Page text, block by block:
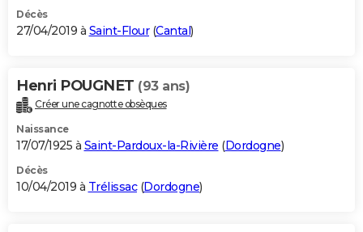
Décès
27/04/2019 à Saint-Flour(Cantal)
Henri POUGNET (93 ans)
Créer une cagnotte obsèques
Naissance
17/07/1925 à Saint-Pardoux-la-Rivière (Dordogne)
Décès
10/04/2019 à Trélissac(Dordogne)